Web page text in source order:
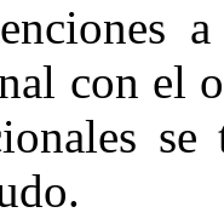
con el